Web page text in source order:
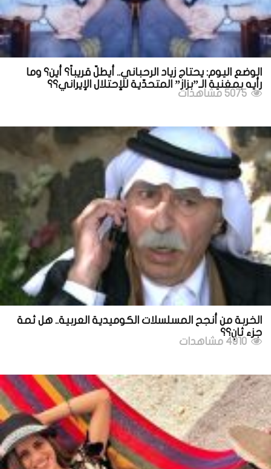
الوضع اليوم: يحتاج زياد الرحباني.. أيطلّ قريباً؟ أين؟ وما
رأيه بمغنية الـ”بزاز” المتحدّية للإحتلال الإيراني؟؟
الخربة من أنجح المسلسلات الكوميدية العربية.. هل ثمة
جزء ثانٍ؟؟